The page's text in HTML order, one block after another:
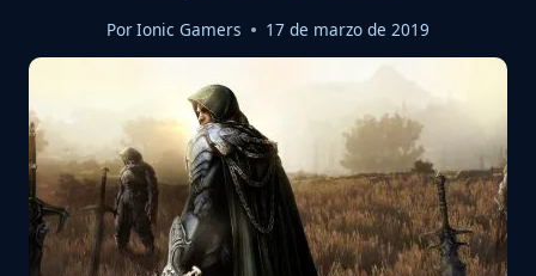
PorIonic Gamers 17 de marzo de 2019